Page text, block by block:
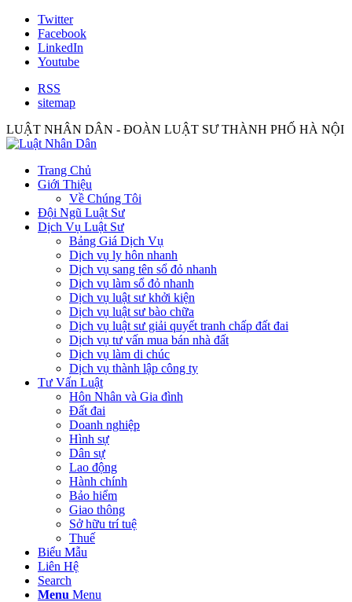
Twitter
Facebook
LinkedIn
Youtube
RSS
sitemap
LUẬT NHÂN DÂN - ĐOÀN LUẬT SƯ THÀNH PHỐ HÀ NỘI
Trang Chủ
Giới Thiệu
Về Chúng Tôi
Đội Ngũ Luật Sư
Dịch Vụ Luật Sư
Bảng Giá Dịch Vụ
Dịch vụ ly hôn nhanh
Dịch vụ sang tên sổ đỏ nhanh
Dịch vụ làm sổ đỏ nhanh
Dịch vụ luật sư khởi kiện
Dịch vụ luật sư bào chữa
Dịch vụ luật sư giải quyết tranh chấp đất đai
Dịch vụ tư vấn mua bán nhà đất
Dịch vụ làm di chúc
Dịch vụ thành lập công ty
Tư Vấn Luật
Hôn Nhân và Gia đình
Đất đai
Doanh nghiệp
Hình sự
Dân sự
Lao động
Hành chính
Bảo hiểm
Giao thông
Sở hữu trí tuệ
Thuế
Biểu Mẫu
Liên Hệ
Search
Menu Menu